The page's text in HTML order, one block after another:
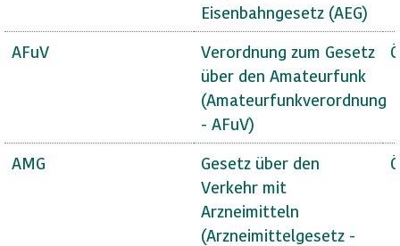
Eisenbahngesetz (AEG)
AFuV
Verordnung zum Gesetz
über den Amateurfunk
(Amateurfunkverordnung
- AFuV)
AMG
Gesetz über den
Verkehr mit
Arzneimitteln
(Arzneimittelgesetz -